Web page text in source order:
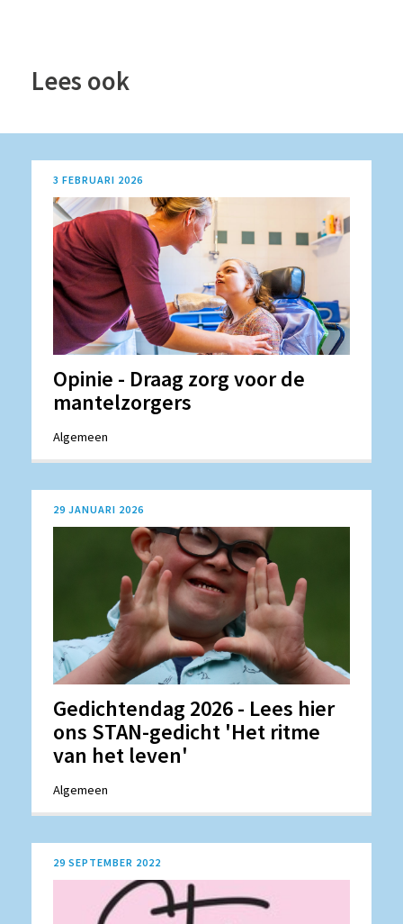
Lees ook
3 FEBRUARI 2026
Opinie - Draag zorg voor de
mantelzorgers
Algemeen
29 JANUARI 2026
Gedichtendag 2026 - Lees hier
ons STAN-gedicht 'Het ritme
van het leven'
Algemeen
29 SEPTEMBER 2022